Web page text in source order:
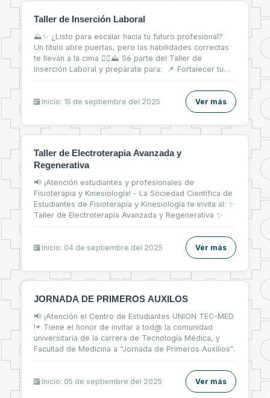
Taller de Inserción Laboral
⛰✨ ¿Listo para escalar hacia tu futuro profesional?
Un título abre puertas, pero las habilidades correctas
te llevan a la cima 🧗‍♀⛰ Sé parte del Taller de
Inserción Laboral y prepárate para: 📌 Fortalecer tu
primeros pasos firmes en el mercado laboral 💼
Inicio: 15 de septiembre del 2025
Ver más
Taller de Electroterapia Avanzada y
Regenerativa
📢 ¡Atención estudiantes y profesionales de
Fisioterapia y Kinesiología! - La Sociedad Científica de
Estudiantes de Fisioterapia y Kinesiología te invita al: ✨
Taller de Electroterapia Avanzada y Regenerativa ✨
Inicio: 04 de septiembre del 2025 Ver más
JORNADA DE PRIMEROS AUXILOS
📢 ¡Atención el Centro de Estudiantes UNION TEC-MED
!* Tiene el honor de invitar a tod@ la comunidad
universitaria de la carrera de Tecnología Médica, y
Facultad de Medicina a “Jornada de Primeros Auxilios”.
Inicio: 05 de septiembre del 2025 Ver más